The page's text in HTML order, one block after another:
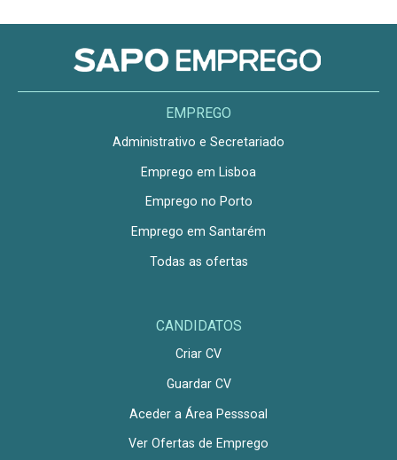
EMPREGO
Administrativo e Secretariado
Emprego em Lisboa
Emprego no Porto
Emprego em Santarém
Todas as ofertas
CANDIDATOS
Criar CV
Guardar CV
Aceder a Área Pesssoal
Ver Ofertas de Emprego